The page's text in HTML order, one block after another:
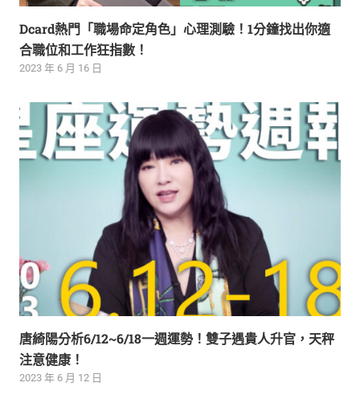
Dcard熱門「職場命定角色」心理測驗！1分鐘找出你適
合職位和工作狂指數！
2023 年 6 月 16 日
唐綺陽分析6/12~6/18一週運勢！雙子遇貴人升官，天秤
注意健康！
2023 年 6 月 12 日